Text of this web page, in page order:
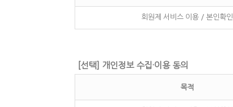
회원제 서비스 이용 / 본인확인
[선택] 개인정보 수집·이용 동의
목적